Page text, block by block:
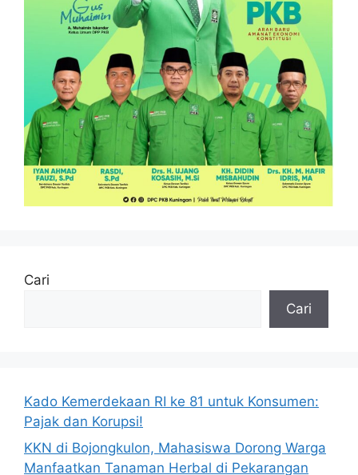
Cari
Cari
Kado Kemerdekaan RI ke 81 untuk Konsumen:
Pajak dan Korupsi!
KKN di Bojongkulon, Mahasiswa Dorong Warga
Manfaatkan Tanaman Herbal di Pekarangan